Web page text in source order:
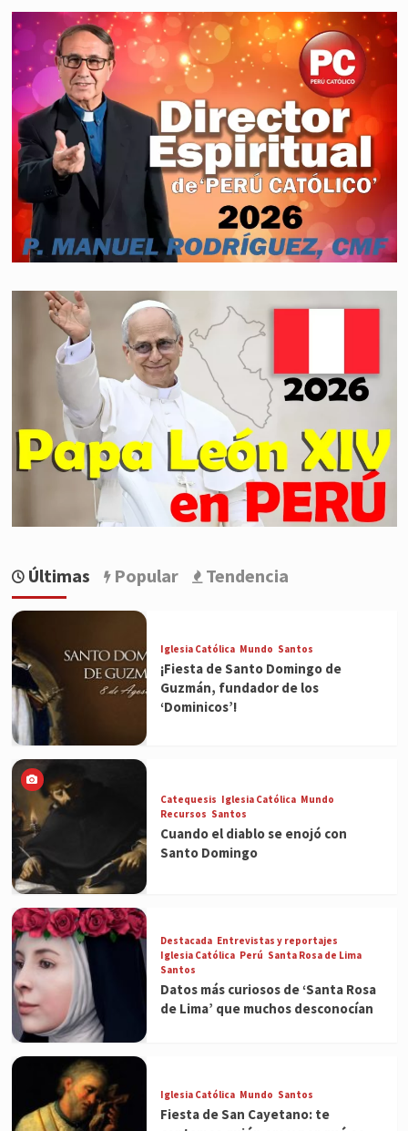
Últimas Popular Tendencia
Iglesia Católica Mundo Santos
¡Fiesta de Santo Domingo de
Guzmán, fundador de los
‘Dominicos’!
Catequesis Iglesia Católica Mundo
Recursos Santos
Cuando el diablo se enojó con
Santo Domingo
Destacada Entrevistas y reportajes
Iglesia Católica Perú Santa Rosa de Lima
Santos
Datos más curiosos de ‘Santa Rosa
de Lima’ que muchos desconocían
Iglesia Católica Mundo Santos
Fiesta de San Cayetano: te